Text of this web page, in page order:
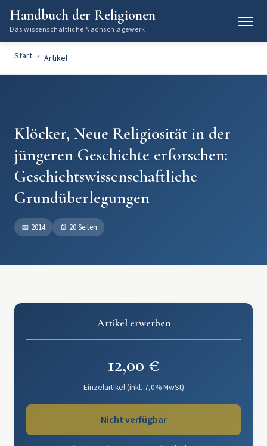
Handbuch der Religionen
Das wissenschaftliche Nachschlagewerk
Start Artikel
Klöcker, Neue Religiosität in der
jüngeren Geschichte erforschen:
Geschichtswissenschaftliche
Grundüberlegungen
📅 2014 📄 20 Seiten
Artikel erwerben
12,00 €
Einzelartikel (inkl. 7,0% MwSt)
Nicht verfügbar